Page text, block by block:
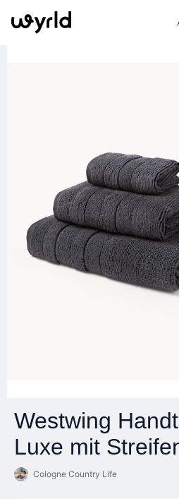
Westwing
Luxe mit
Cologne Country Life